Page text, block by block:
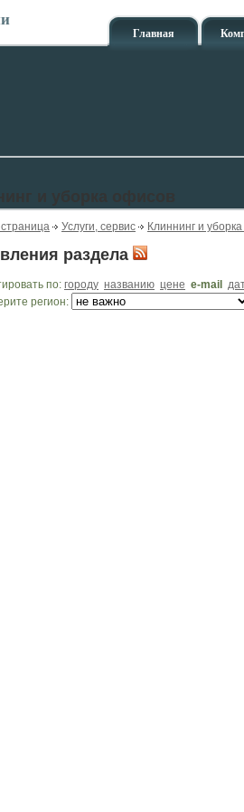
Главная
Услуги, сервис Клиннинг и
раздела
по: городу названию цене e-mail
регион: